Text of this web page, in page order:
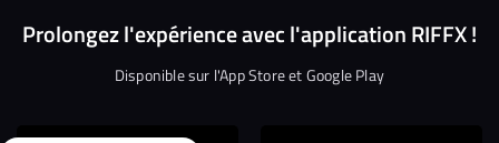
Prolongez l'expérience avec l'application RIFFX !
Disponible sur l'App Store et Google Play